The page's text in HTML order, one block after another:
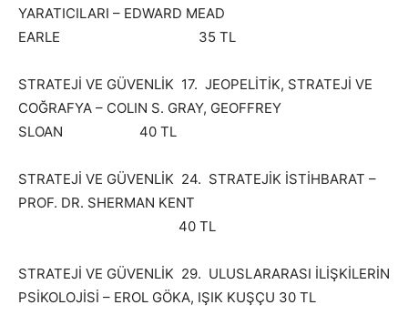
YARATICILARI – EDWARD MEAD
EARLE 35 TL
STRATEJİ VE GÜVENLİK 17. JEOPELİTİK, STRATEJİ VE
COĞRAFYA – COLIN S. GRAY, GEOFFREY
SLOAN 40 TL
STRATEJİ VE GÜVENLİK 24. STRATEJİK İSTİHBARAT –
PROF. DR. SHERMAN KENT
40 TL
STRATEJİ VE GÜVENLİK 29. ULUSLARARASI İLİŞKİLERİN
PSİKOLOJİSİ – EROL GÖKA, IŞIK KUŞÇU 30 TL